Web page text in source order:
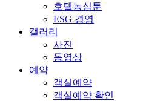
호텔농심툰
ESG 경영
갤러리
사진
동영상
예약
객실예약
객실예약 확인